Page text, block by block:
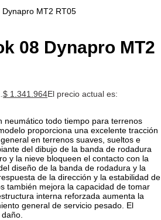
MT2 RT05
08 Dynapro MT2
$ 1.341.964El precio actual es:
neumático todo tiempo para terrenos
proporciona una excelente tracción
en terrenos suaves, sueltos e
del dibujo de la banda de rodadura
y la nieve bloqueen el contacto con la
diseño de la banda de rodadura y la
de la dirección y la estabilidad de
también mejora la capacidad de tomar
interna reforzada aumenta la
general de servicio pesado. El